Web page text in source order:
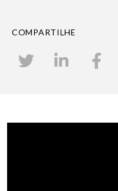
COMPARTILHE